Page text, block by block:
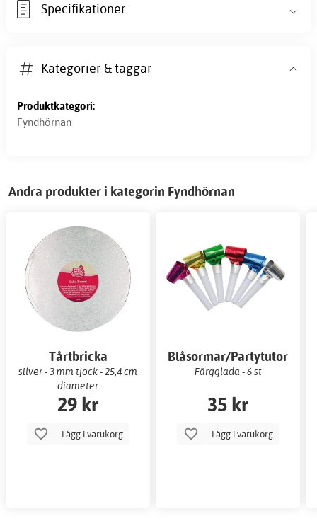
Specifikationer
Kategorier & taggar
Produktkategori:
Fyndhörnan
Andra produkter i kategorin Fyndhörnan
Tårtbricka
silver - 3 mm tjock - 25,4 cm
diameter
29 kr
Lägg i varukorg
Blåsormar/Partytutor
Färgglada - 6 st
35 kr
Lägg i varukorg